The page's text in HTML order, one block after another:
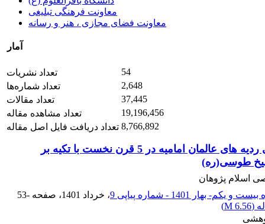
معاونت فرهنگی تبلیغی
معاونت فضای مجازی ، هنر و رسانه
آمار
تعداد نشریات
54
تعداد شماره‌ها
2,648
تعداد مقالات
37,445
تعداد مشاهده مقاله
19,196,456
تعداد دریافت فایل اصل مقاله 8,766,892
گونه شناسی ردیه های عالمان امامیه در 5 قرن نخست با تکیه بر
طوسی(ره)
اسلام پژوهان
، خرداد 1401
، صفحه 53-
(
6.56 M
)